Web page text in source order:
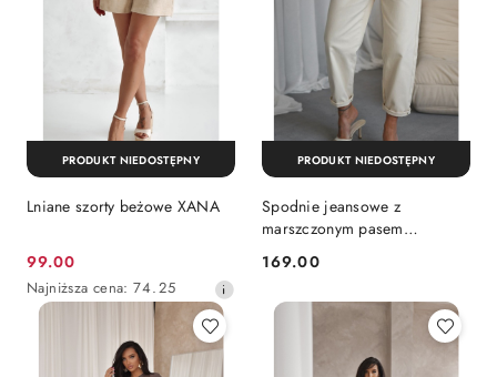
Lniane szorty beżowe XANA
Cena
promocyjna:
99.00
Najniższa
cena
Najniższa cena: 74.25
PRODUKT NIEDOSTĘPNY
Spodnie jeansowe z
marszczonym pasem
waniliowe Xana
Cena:
169.00
PRODUKT NIEDOSTĘPNY